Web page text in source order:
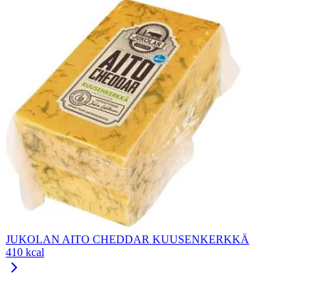
JUKOLAN AITO CHEDDAR KUUSENKERKKÄ
410 kcal